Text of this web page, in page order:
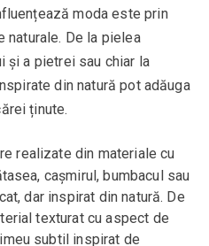
moda este prin
De la pielea
și a pietrei sau chiar la
din natură pot adăuga
ținute.
realizate din materiale cu
cașmirul, bumbacul sau
dar inspirat din natură. De
texturat cu aspect de
subtil inspirat de